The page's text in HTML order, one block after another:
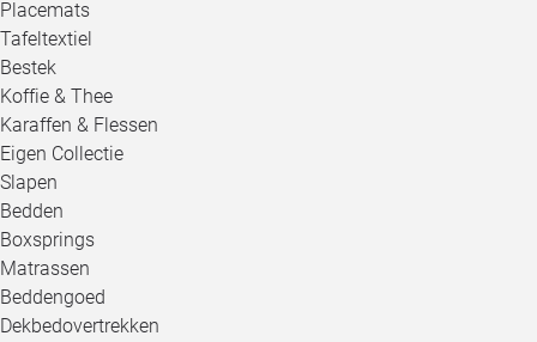
Placemats
Tafeltextiel
Bestek
Koffie & Thee
Karaffen & Flessen
Eigen Collectie
Slapen
Bedden
Boxsprings
Matrassen
Beddengoed
Dekbedovertrekken